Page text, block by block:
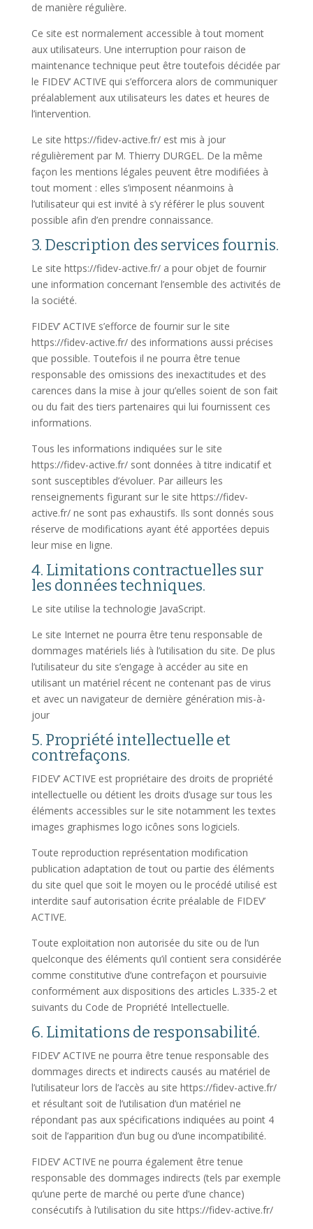
de manière régulière.
Ce site est normalement accessible à tout moment
aux utilisateurs. Une interruption pour raison de
maintenance technique peut être toutefois décidée par
le FIDEV’ ACTIVE qui s’efforcera alors de communiquer
préalablement aux utilisateurs les dates et heures de
l’intervention.
Le site https://fidev-active.fr/ est mis à jour
régulièrement par M. Thierry DURGEL. De la même
façon les mentions légales peuvent être modifiées à
tout moment : elles s’imposent néanmoins à
l’utilisateur qui est invité à s’y référer le plus souvent
possible afin d’en prendre connaissance.
3. Description des services fournis.
Le site https://fidev-active.fr/ a pour objet de fournir
une information concernant l’ensemble des activités de
la société.
FIDEV’ ACTIVE s’efforce de fournir sur le site
https://fidev-active.fr/ des informations aussi précises
que possible. Toutefois il ne pourra être tenue
responsable des omissions des inexactitudes et des
carences dans la mise à jour qu’elles soient de son fait
ou du fait des tiers partenaires qui lui fournissent ces
informations.
Tous les informations indiquées sur le site
https://fidev-active.fr/ sont données à titre indicatif et
sont susceptibles d’évoluer. Par ailleurs les
renseignements figurant sur le site https://fidev-
active.fr/ ne sont pas exhaustifs. Ils sont donnés sous
réserve de modifications ayant été apportées depuis
leur mise en ligne.
4. Limitations contractuelles sur
les données techniques.
Le site utilise la technologie JavaScript.
Le site Internet ne pourra être tenu responsable de
dommages matériels liés à l’utilisation du site. De plus
l’utilisateur du site s’engage à accéder au site en
utilisant un matériel récent ne contenant pas de virus
et avec un navigateur de dernière génération mis-à-
jour
5. Propriété intellectuelle et
contrefaçons.
FIDEV’ ACTIVE est propriétaire des droits de propriété
intellectuelle ou détient les droits d’usage sur tous les
éléments accessibles sur le site notamment les textes
images graphismes logo icônes sons logiciels.
Toute reproduction représentation modification
publication adaptation de tout ou partie des éléments
du site quel que soit le moyen ou le procédé utilisé est
interdite sauf autorisation écrite préalable de FIDEV’
ACTIVE.
Toute exploitation non autorisée du site ou de l’un
quelconque des éléments qu’il contient sera considérée
comme constitutive d’une contrefaçon et poursuivie
conformément aux dispositions des articles L.335-2 et
suivants du Code de Propriété Intellectuelle.
6. Limitations de responsabilité.
FIDEV’ ACTIVE ne pourra être tenue responsable des
dommages directs et indirects causés au matériel de
l’utilisateur lors de l’accès au site https://fidev-active.fr/
et résultant soit de l’utilisation d’un matériel ne
répondant pas aux spécifications indiquées au point 4
soit de l’apparition d’un bug ou d’une incompatibilité.
FIDEV’ ACTIVE ne pourra également être tenue
responsable des dommages indirects (tels par exemple
qu’une perte de marché ou perte d’une chance)
consécutifs à l’utilisation du site https://fidev-active.fr/